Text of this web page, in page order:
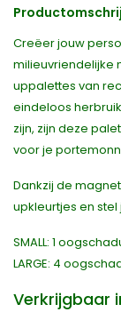
Creëer jouw
milieuvriendelijke
uppalettes van
eindeloos
zijn, zijn deze
voor je
Dankzij de
upkleurtjes en
SMALL: 1
LARGE: 4
Verkrijgbaar